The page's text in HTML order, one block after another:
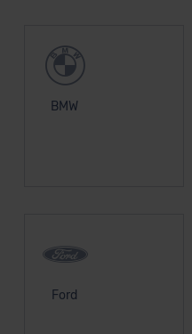
BMW
Ford